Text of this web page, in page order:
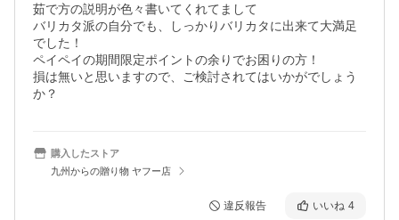
茹で方の説明が色々書いてくれてまして
バリカタ派の自分でも、しっかりバリカタに出来て大満足
でした！
ペイペイの期間限定ポイントの余りでお困りの方！
損は無いと思いますので、ご検討されてはいかがでしょう
か？
購入したストア
九州からの贈り物 ヤフー店
違反報告 いいね 4